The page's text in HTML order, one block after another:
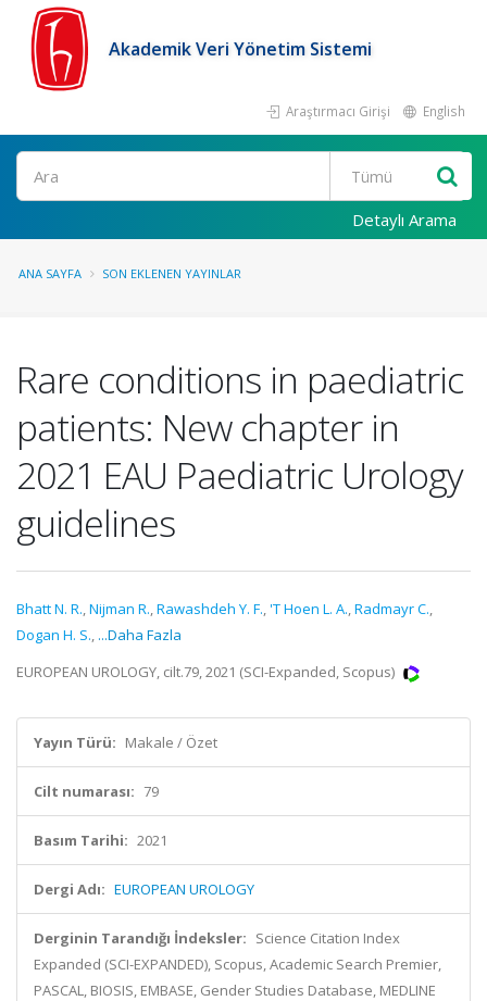
Akademik Veri Yönetim Sistemi
Araştırmacı Girişi English
Ara
Detaylı Arama
ANA SAYFA SON EKLENEN YAYINLAR
Rare conditions in paediatric
patients: New chapter in
2021 EAU Paediatric Urology
guidelines
Bhatt N. R.,Nijman R.,Rawashdeh Y. F., 'T Hoen L. A.,Radmayr C.,
Dogan H. S., ...Daha Fazla
EUROPEAN UROLOGY, cilt.79, 2021 (SCI-Expanded, Scopus)
Yayın Türü: Makale / Özet
Cilt numarası: 79
Basım Tarihi: 2021
Dergi Adı: EUROPEAN UROLOGY
Derginin Tarandığı İndeksler: Science Citation Index
Expanded (SCI-EXPANDED), Scopus, Academic Search Premier,
PASCAL, BIOSIS, EMBASE, Gender Studies Database, MEDLINE